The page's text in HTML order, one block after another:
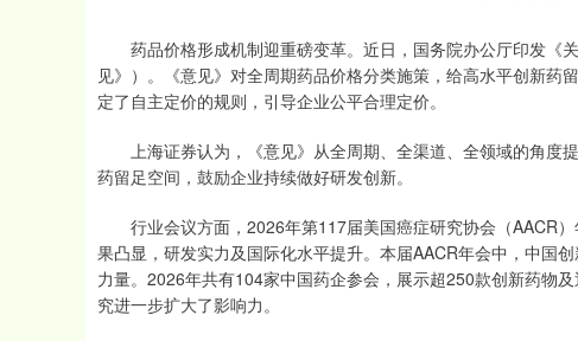
药品价格形成机制迎重磅变革。近日，国务院办公厅印发《
见》）。《意见》对全周期药品价格分类施策，给高水平创新药
定了自主定价的规则，引导企业公平合理定价。
上海证券认为，《意见》从全周期、全渠道、全领域的角度
药留足空间，鼓励企业持续做好研发创新。
行业会议方面，2026年第117届美国癌症研究协会（AACR
果凸显，研发实力及国际化水平提升。本届AACR年会中，中国
力量。2026年共有104家中国药企参会，展示超250款创新药物
究进一步扩大了影响力。